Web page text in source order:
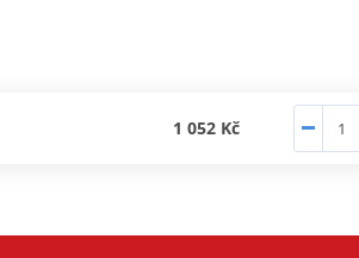
1 052 Kč